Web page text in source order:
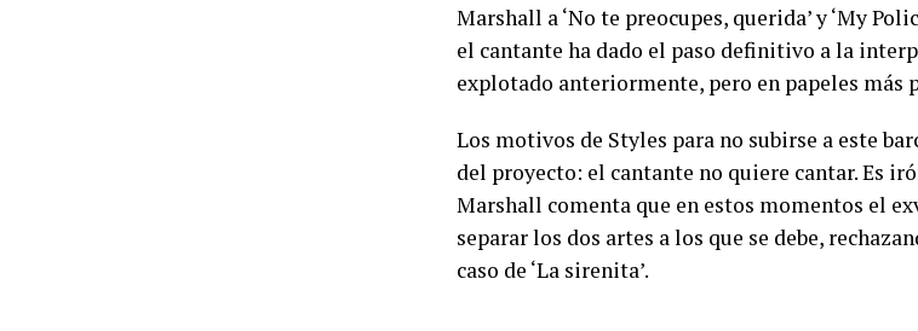
Marshall a ‘No te preocupes, querida’ y ‘My
el cantante ha dado el paso definitivo a la
explotado anteriormente, pero en papeles más
Los motivos de Styles para no subirse a este
del proyecto: el cantante no quiere cantar. Es
Marshall comenta que en estos momentos el
separar los dos artes a los que se debe,
caso de ‘La sirenita’.